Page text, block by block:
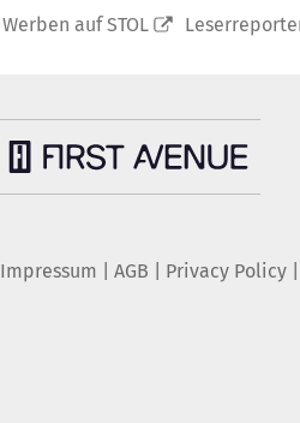
Werben auf STOL
Impressum AGB Privacy Policy|